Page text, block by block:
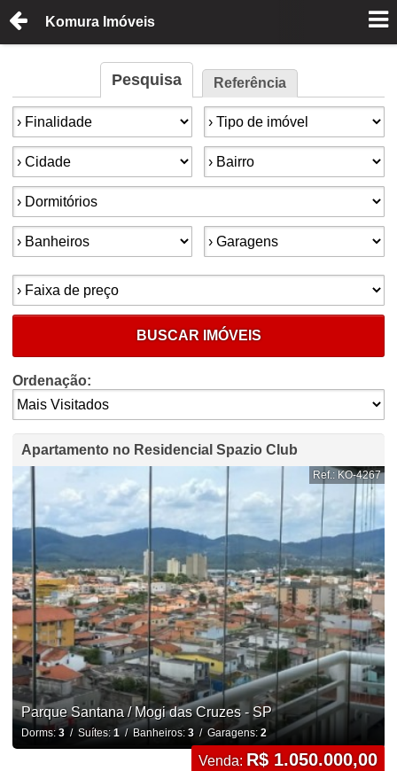
Komura Imóveis
Pesquisa Referência
Finalidade: Tipo de imóvel:
Cidade: Bairro:
Dormitórios:
Banheiros: Garagens:
Faixa de preço:
BUSCAR IMÓVEIS
Ordenação:
Apartamento no Residencial Spazio Club
Ref.: KO-4267
Parque Santana / Mogi das Cruzes - SP
Dorms:3/ Suítes: 1/ Banheiros: 3/ Garagens: 2
Venda: R$ 1.050.000,00